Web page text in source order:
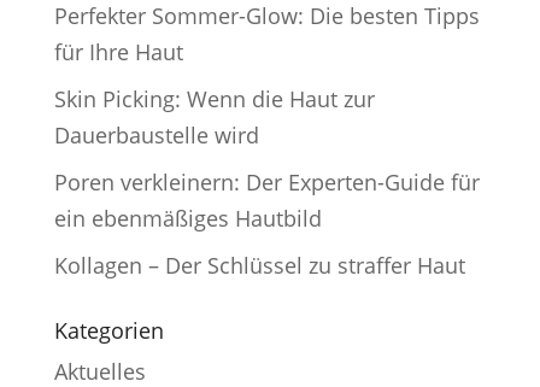
Perfekter Sommer-Glow: Die besten Tipps
für Ihre Haut
Skin Picking: Wenn die Haut zur
Dauerbaustelle wird
Poren verkleinern: Der Experten-Guide für
ein ebenmäßiges Hautbild
Kollagen – Der Schlüssel zu straffer Haut
Kategorien
Aktuelles